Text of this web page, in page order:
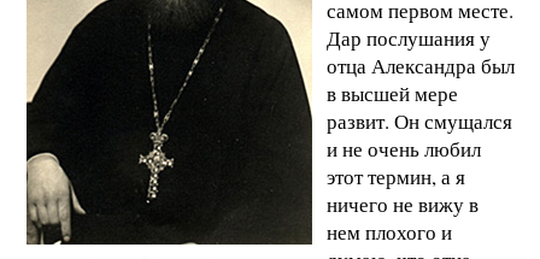
самом первом месте.
Дар послушания у
отца Александра был
в высшей мере
развит. Он смущался
и не очень любил
этот термин, а я
ничего не вижу в
нем плохого и